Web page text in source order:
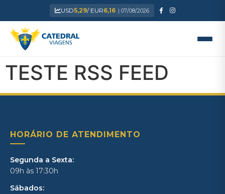
USD5,29/ EUR6,16 | 07/08/2026
TESTE RSS FEED
HORÁRIO DE ATENDIMENTO
Segunda a Sexta:
09h às 17:30h
Sábados: